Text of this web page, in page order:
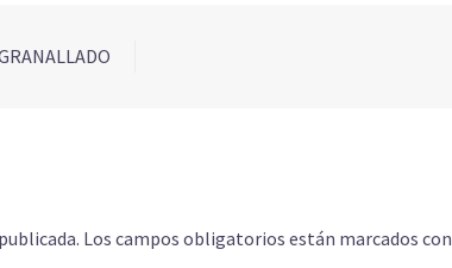
Los campos obligatorios están marcados con